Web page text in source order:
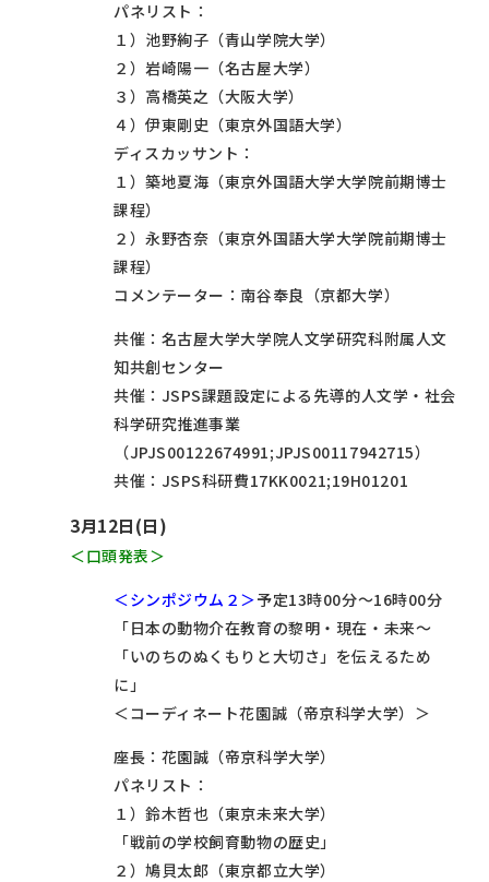
パネリスト：
１）池野絢子（青山学院大学）
２）岩崎陽一（名古屋大学）
３）高橋英之（大阪大学）
４）伊東剛史（東京外国語大学）
ディスカッサント：
１）築地夏海（東京外国語大学大学院前期博士
課程）
２）永野杏奈（東京外国語大学大学院前期博士
課程）
コメンテーター：南谷奉良（京都大学）
共催：名古屋大学大学院人文学研究科附属人文
知共創センター
共催：JSPS課題設定による先導的人文学・社会
科学研究推進事業
（JPJS00122674991;JPJS00117942715）
共催：JSPS科研費17KK0021;19H01201
3月12日(日)
＜口頭発表＞
＜シンポジウム２＞予定13時00分～16時00分
「日本の動物介在教育の黎明・現在・未来～
「いのちのぬくもりと大切さ」を伝えるため
に」
＜コーディネート花園誠（帝京科学大学）＞
座長：花園誠（帝京科学大学）
パネリスト：
１）鈴木哲也（東京未来大学）
「戦前の学校飼育動物の歴史」
２）鳩貝太郎（東京都立大学）